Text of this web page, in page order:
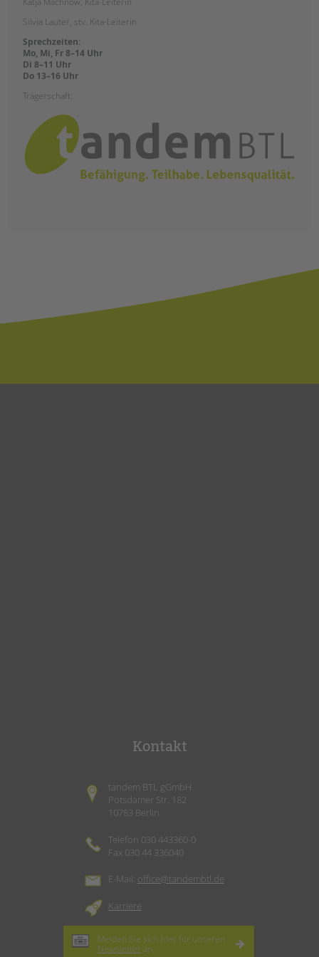
Silvia Lauter, stv. Kita-Leiterin
Sprechzeiten:
Mo, Mi, Fr 8–14 Uhr
Di 8–11 Uhr
Do 13–16 Uhr
Trägerschaft:
Kontakt
tandem BTL gGmbH
Potsdamer Str. 182
10783 Berlin
Telefon 030 443360-0
Fax 030 44 336040
E-Mail: office@tandembtl.de
Karriere
Melden Sie sich hier für unseren
Newsletter an.